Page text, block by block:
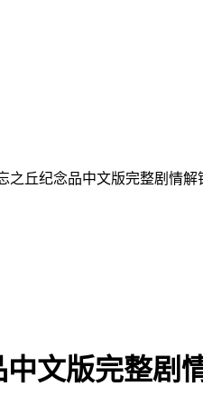
之丘纪念品中文版完整剧情解
文版完整剧